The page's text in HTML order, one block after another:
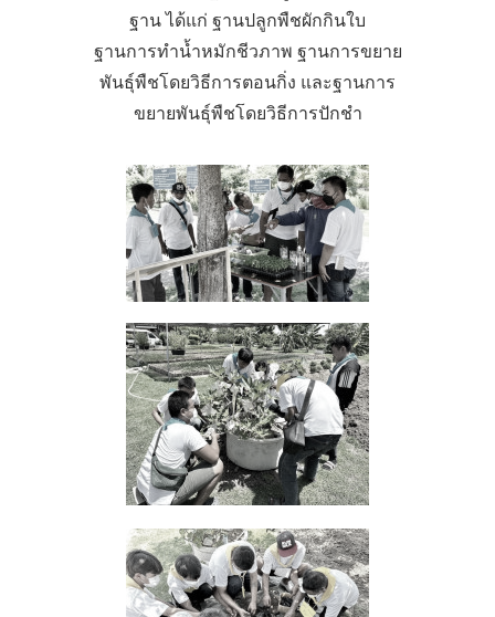
ฐาน ได้แก่ ฐานปลูกพืชผักกินใบ
ฐานการทำน้ำหมักชีวภาพ ฐานการขยาย
พันธุ์พืชโดยวิธีการตอนกิ่ง และฐานการ
ขยายพันธุ์พืชโดยวิธีการปักชำ